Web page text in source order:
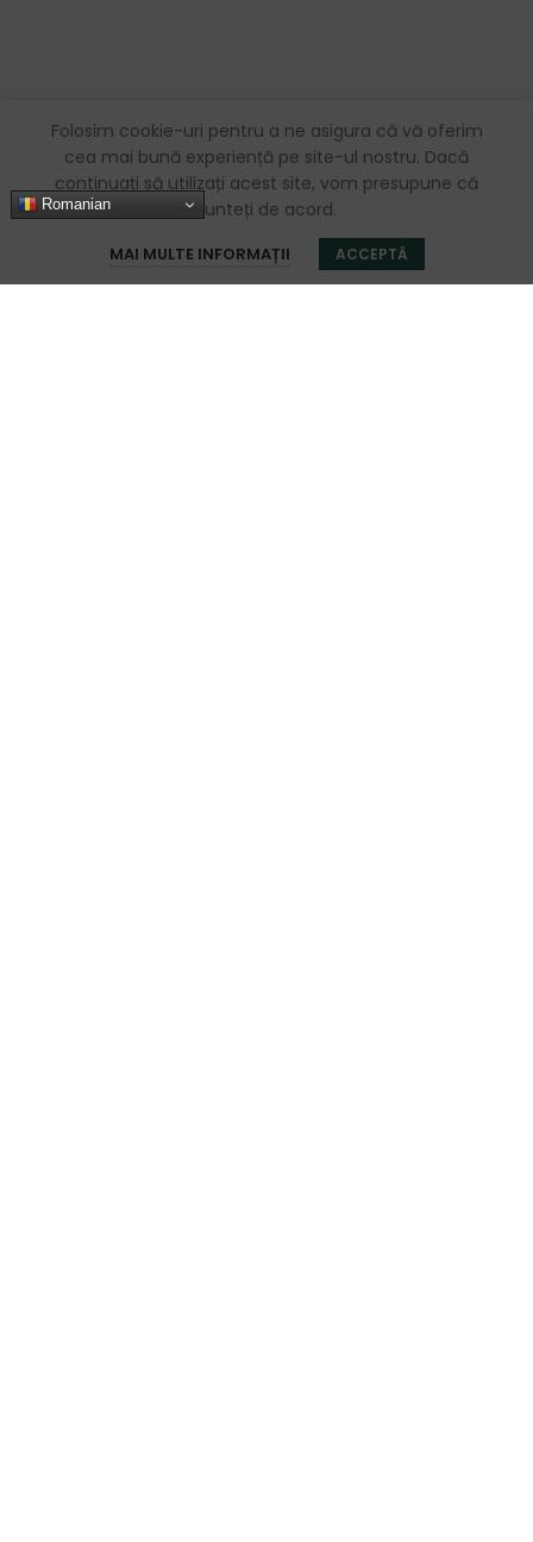
Folosim cookie-uri pentru a ne asigura că vă oferim
cea mai bună experiență pe site-ul nostru. Dacă
continuați să utilizați acest site, vom presupune că
sunteți de acord.
MAI MULTE INFORMAȚII ACCEPTĂ
Romanian
Favorite Coș